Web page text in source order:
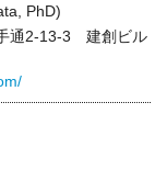
PhD)
通2-13-3 建創ビル